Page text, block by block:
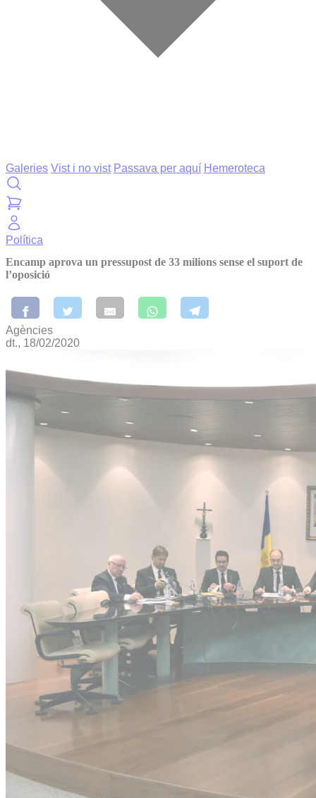
Galeries Vist i no vist Passava per aquí Hemeroteca
Política
Encamp aprova un pressupost de 33 milions sense el suport de
l’oposició
Agències
dt., 18/02/2020